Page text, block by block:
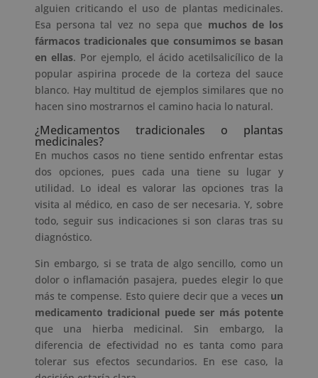
alguien criticando el uso de plantas medicinales.
Esa persona tal vez no sepa que muchos de los
fármacos tradicionales que consumimos se basan
en ellas. Por ejemplo, el ácido acetilsalicílico de la
popular aspirina procede de la corteza del sauce
blanco. Hay multitud de ejemplos similares que no
hacen sino mostrarnos el camino hacia lo natural.
¿Medicamentos tradicionales o plantas
medicinales?
En muchos casos no tiene sentido enfrentar estas
dos opciones, pues cada una tiene su lugar y
utilidad. Lo ideal es valorar las opciones tras la
visita al médico, en caso de ser necesaria. Y, sobre
todo, seguir sus indicaciones si son claras tras su
diagnóstico.
Sin embargo, si se trata de algo sencillo, como un
dolor o inflamación pasajera, puedes elegir lo que
más te compense. Esto quiere decir que a veces un
medicamento tradicional puede ser más potente
que una hierba medicinal. Sin embargo, la
diferencia de efectividad no es tanta como para
tolerar sus efectos secundarios. En ese caso, la